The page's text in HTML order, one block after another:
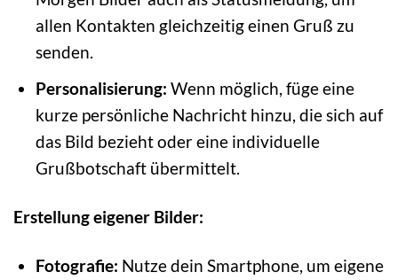
allen Kontakten gleichzeitig einen Gruß zu
senden.
Personalisierung: Wenn möglich, füge eine
kurze persönliche Nachricht hinzu, die sich auf
das Bild bezieht oder eine individuelle
Grußbotschaft übermittelt.
Erstellung eigener Bilder:
Fotografie: Nutze dein Smartphone, um eigene